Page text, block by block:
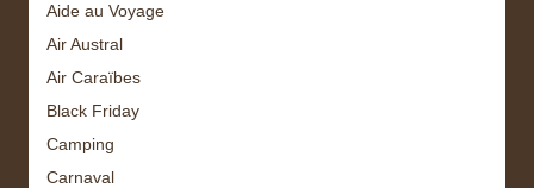
Aide au Voyage
Air Austral
Air Caraïbes
Black Friday
Camping
Carnaval